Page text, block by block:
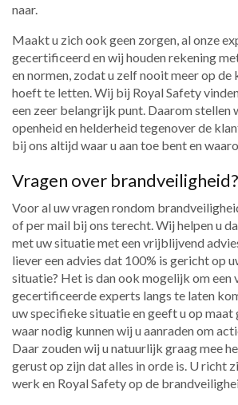
naar.
Maakt u zich ook geen zorgen, al onze
gecertificeerd en wij houden rekening
en normen, zodat u zelf nooit meer op
hoeft te letten. Wij bij Royal Safety
een zeer belangrijk punt. Daarom stellen
openheid en helderheid tegenover de
bij ons altijd waar u aan toe bent en
Vragen over brandveiligheid?
Voor al uw vragen rondom
of per mail bij ons terecht. Wij helpen u
met uw situatie met een vrijblijvend
liever een advies dat 100% is gericht op
situatie? Het is dan ook mogelijk om een
gecertificeerde experts langs te laten
uw specifieke situatie en geeft u op maat
waar nodig kunnen wij u aanraden om
Daar zouden wij u natuurlijk graag mee
gerust op zijn dat alles in orde is. U richt
werk en Royal Safety op de